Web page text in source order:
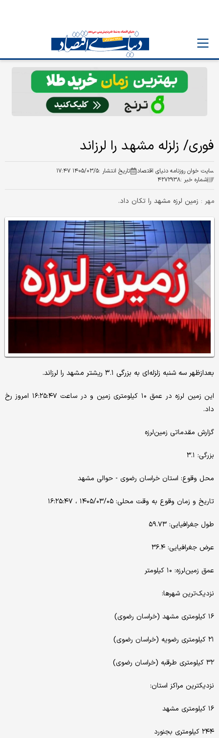
فوری/ زلزله مشهد را لرزاند
سایت خوان روزنامه دنیای اقتصاد تاریخ انتشار :۱۴۰۵/۰۳/۵ ۱۷:۴۷
شماره خبر :۴۲۷۲۹۳۸
مهر : زمین لرزه مشهد را تکان داد.
بعدازظهر سه شنبه زلزله‌ای به بزرگی ۳.۱ ریشتر مشهد را لرزاند.
این زمین لرزه در عمق ۱۰ کیلومتری زمین و در ساعت ۱۶:۲۵:۴۷ امروز رخ
داد.
گزارش مقدماتی زمین‌لرزه
بزرگی: ۳.۱
محل وقوع: استان خراسان رضوی - حوالی مشهد
تاریخ و زمان وقوع به وقت محلی: ۱۴۰۵/۰۳/۰۵ ، ۱۶:۲۵:۴۷
طول جغرافیایی: ۵۹.۷۳
عرض جغرافیایی: ۳۶.۴
عمق زمین‌لرزه: ۱۰ کیلومتر
نزدیک‌ترین شهرها:
۱۶ کیلومتری مشهد (خراسان رضوی)
۲۱ کیلومتری رضویه (خراسان رضوی)
۳۲ کیلومتری طرقبه (خراسان رضوی)
نزدیکترین مراکز استان:
۱۶ کیلومتری مشهد
۲۴۴ کیلومتری بجنورد